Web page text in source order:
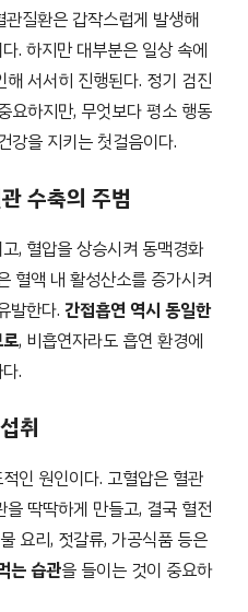
질환은 갑작스럽게 발생해
. 하지만 대부분은 일상 속에
서서히 진행된다. 정기 검진
요하지만, 무엇보다 평소 행동
강을 지키는 첫걸음이다.
수축의 주범
, 혈압을 상승시켜 동맥경화
혈액 내 활성산소를 증가시켜
발한다. 간접흡연 역시 동일한
, 비흡연자라도 흡연 환경에
.
취
인 원인이다. 고혈압은 혈관
딱딱하게 만들고, 결국 혈전
요리, 젓갈류, 가공식품 등은
는 습관을 들이는 것이 중요하